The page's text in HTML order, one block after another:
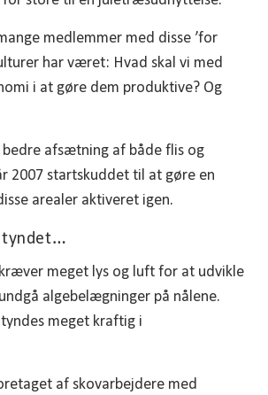
medlemmer med disse ’for
har været: Hvad skal vi med
i at gøre dem produktive? Og
afsætning af både flis og
2007 startskuddet til at gøre en
arealer aktiveret igen.
tyndet…
meget lys og luft for at udvikle
algebelægninger på nålene.
meget kraftig i
af skovarbejdere med